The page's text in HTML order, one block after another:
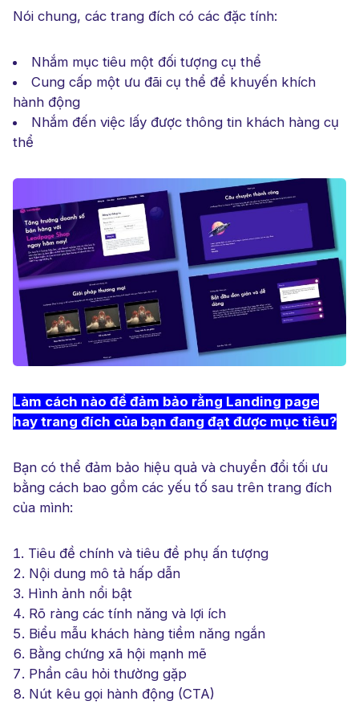
Nói chung, các trang đích có các đặc tính:
Nhắm mục tiêu một đối tượng cụ thể
Cung cấp một ưu đãi cụ thể để khuyến khích
hành động
Nhắm đến việc lấy được thông tin khách hàng cụ
thể
Làm cách nào để đảm bảo rằng Landing page
hay trang đích của bạn đang đạt được mục tiêu?
Bạn có thể đảm bảo hiệu quả và chuyển đổi tối ưu
bằng cách bao gồm các yếu tố sau trên trang đích
của mình:
Tiêu đề chính và tiêu đề phụ ấn tượng
Nội dung mô tả hấp dẫn
Hình ảnh nổi bật
Rõ ràng các tính năng và lợi ích
Biểu mẫu khách hàng tiềm năng ngắn
Bằng chứng xã hội mạnh mẽ
Phần câu hỏi thường gặp
Nút kêu gọi hành động (CTA)